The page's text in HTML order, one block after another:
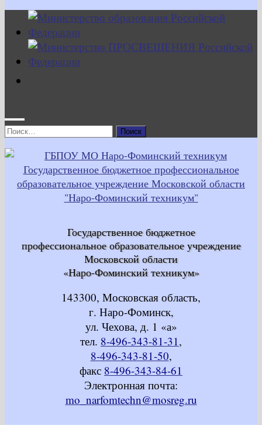
Найти:
Государственное бюджетное
профессиональное образовательное учреждение
Московской области
«Наро-Фоминский техникум»
143300, Московская область,
г. Наро-Фоминск,
ул. Чехова, д. 1 «а»
тел. 8-496-343-81-31,
8-496-343-81-50,
факс 8-496-343-84-61
Электронная почта:
mo_narfomtechn@mosreg.ru